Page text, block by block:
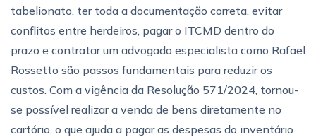
tabelionato, ter toda a documentação correta, evitar
conflitos entre herdeiros, pagar o ITCMD dentro do
prazo e contratar um advogado especialista como Rafael
Rossetto são passos fundamentais para reduzir os
custos. Com a vigência da Resolução 571/2024, tornou-
se possível realizar a venda de bens diretamente no
cartório, o que ajuda a pagar as despesas do inventário